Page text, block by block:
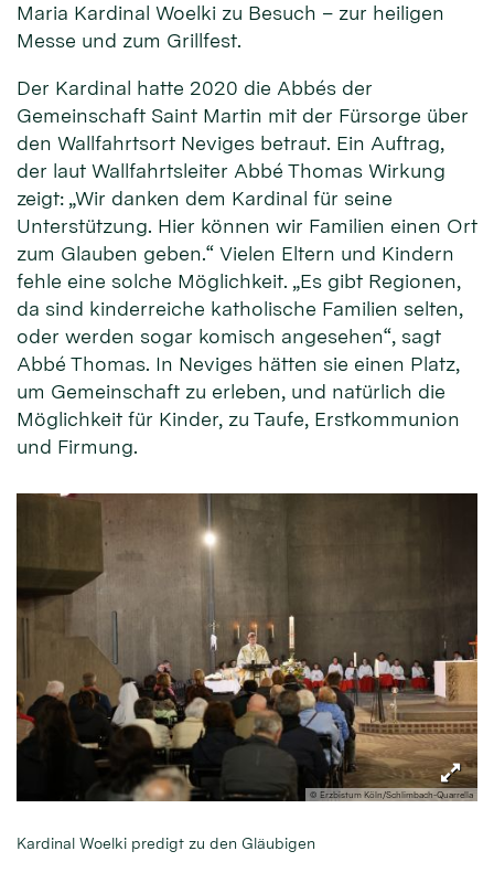
Maria Kardinal Woelki zu Besuch – zur heiligen
Messe und zum Grillfest.
Der Kardinal hatte 2020 die Abbés der
Gemeinschaft Saint Martin mit der Fürsorge über
den Wallfahrtsort Neviges betraut. Ein Auftrag,
der laut Wallfahrtsleiter Abbé Thomas Wirkung
zeigt: „Wir danken dem Kardinal für seine
Unterstützung. Hier können wir Familien einen Ort
zum Glauben geben.“ Vielen Eltern und Kindern
fehle eine solche Möglichkeit. „Es gibt Regionen,
da sind kinderreiche katholische Familien selten,
oder werden sogar komisch angesehen“, sagt
Abbé Thomas. In Neviges hätten sie einen Platz,
um Gemeinschaft zu erleben, und natürlich die
Möglichkeit für Kinder, zu Taufe, Erstkommunion
und Firmung.
© Erzbistum Köln/Schlimbach-Quarrella
Kardinal Woelki predigt zu den Gläubigen